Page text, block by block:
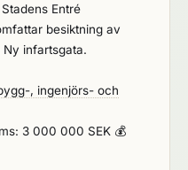
Entré
besiktning av
infartsgata.
, ingenjörs- och
3 000 000 SEK 💰